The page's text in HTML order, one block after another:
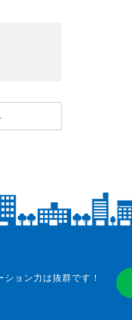
ョン力は抜群です！